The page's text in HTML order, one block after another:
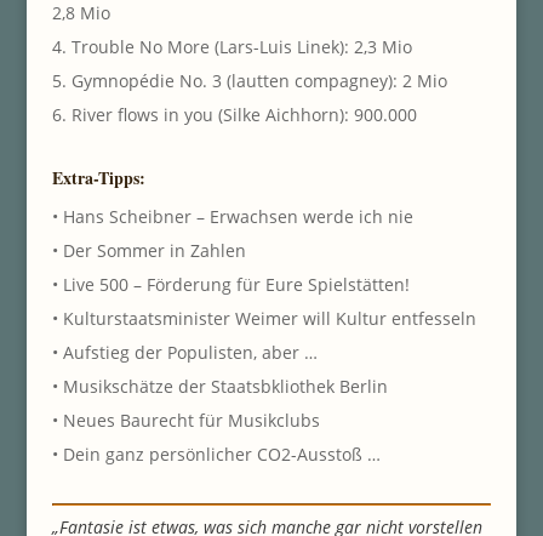
2,8 Mio
4. Trouble No More (Lars-Luis Linek): 2,3 Mio
5. Gymnopédie No. 3 (lautten compagney): 2 Mio
6. River flows in you (Silke Aichhorn): 900.000
Extra-Tipps:
• Hans Scheibner – Erwachsen werde ich nie
• Der Sommer in Zahlen
• Live 500 – Förderung für Eure Spielstätten!
• Kulturstaatsminister Weimer will Kultur entfesseln
• Aufstieg der Populisten, aber …
• Musikschätze der Staatsbkliothek Berlin
• Neues Baurecht für Musikclubs
• Dein ganz persönlicher CO2-Ausstoß …
„Fantasie ist etwas, was sich manche gar nicht vorstellen